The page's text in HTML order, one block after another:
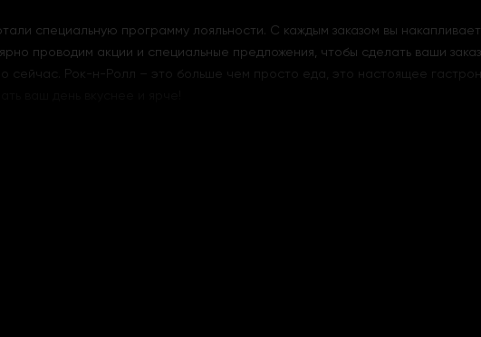
специальную программу лояльности. С каждым заказом вы
проводим акции и специальные предложения, чтобы сделать ваши
сейчас. Рок-н-Ролл – это больше чем просто еда, это настоящее